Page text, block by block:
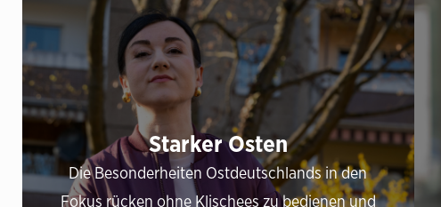
Starker Osten
Die Besonderheiten Ostdeutschlands in den
Fokus rücken ohne Klischees zu bedienen und